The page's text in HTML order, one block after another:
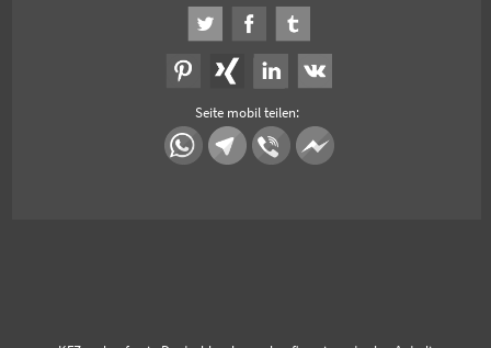
Seite mobil teilen: